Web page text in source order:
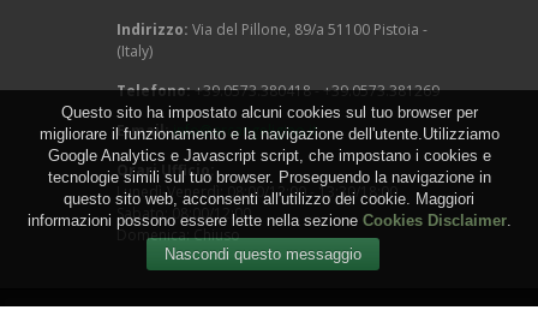
Indirizzo: Via del Pillone, 89/a 51100 Pistoia -
(Italy)
Telefono:+39.0573.380418 - +39.0573.381269
E-mail:info@arcangeligino.it
Orari Ufficio:
Lunedì-Venerdì: 08:00/12:00 - 13:30/18:00
Sabato: 08:00/12:00
Domenica: Chiuso
Questo sito ha impostato alcuni cookies sul tuo browser per
migliorare il funzionamento e la navigazione dell'utente.Utilizziamo
Google Analytics e Javascript script, che impostano i cookies e
tecnologie simili sul tuo browser. Proseguendo la navigazione in
questo sito web, acconsenti all'utilizzo dei cookie. Maggiori
informazioni possono essere lette nella sezione Cookies Disclaimer.